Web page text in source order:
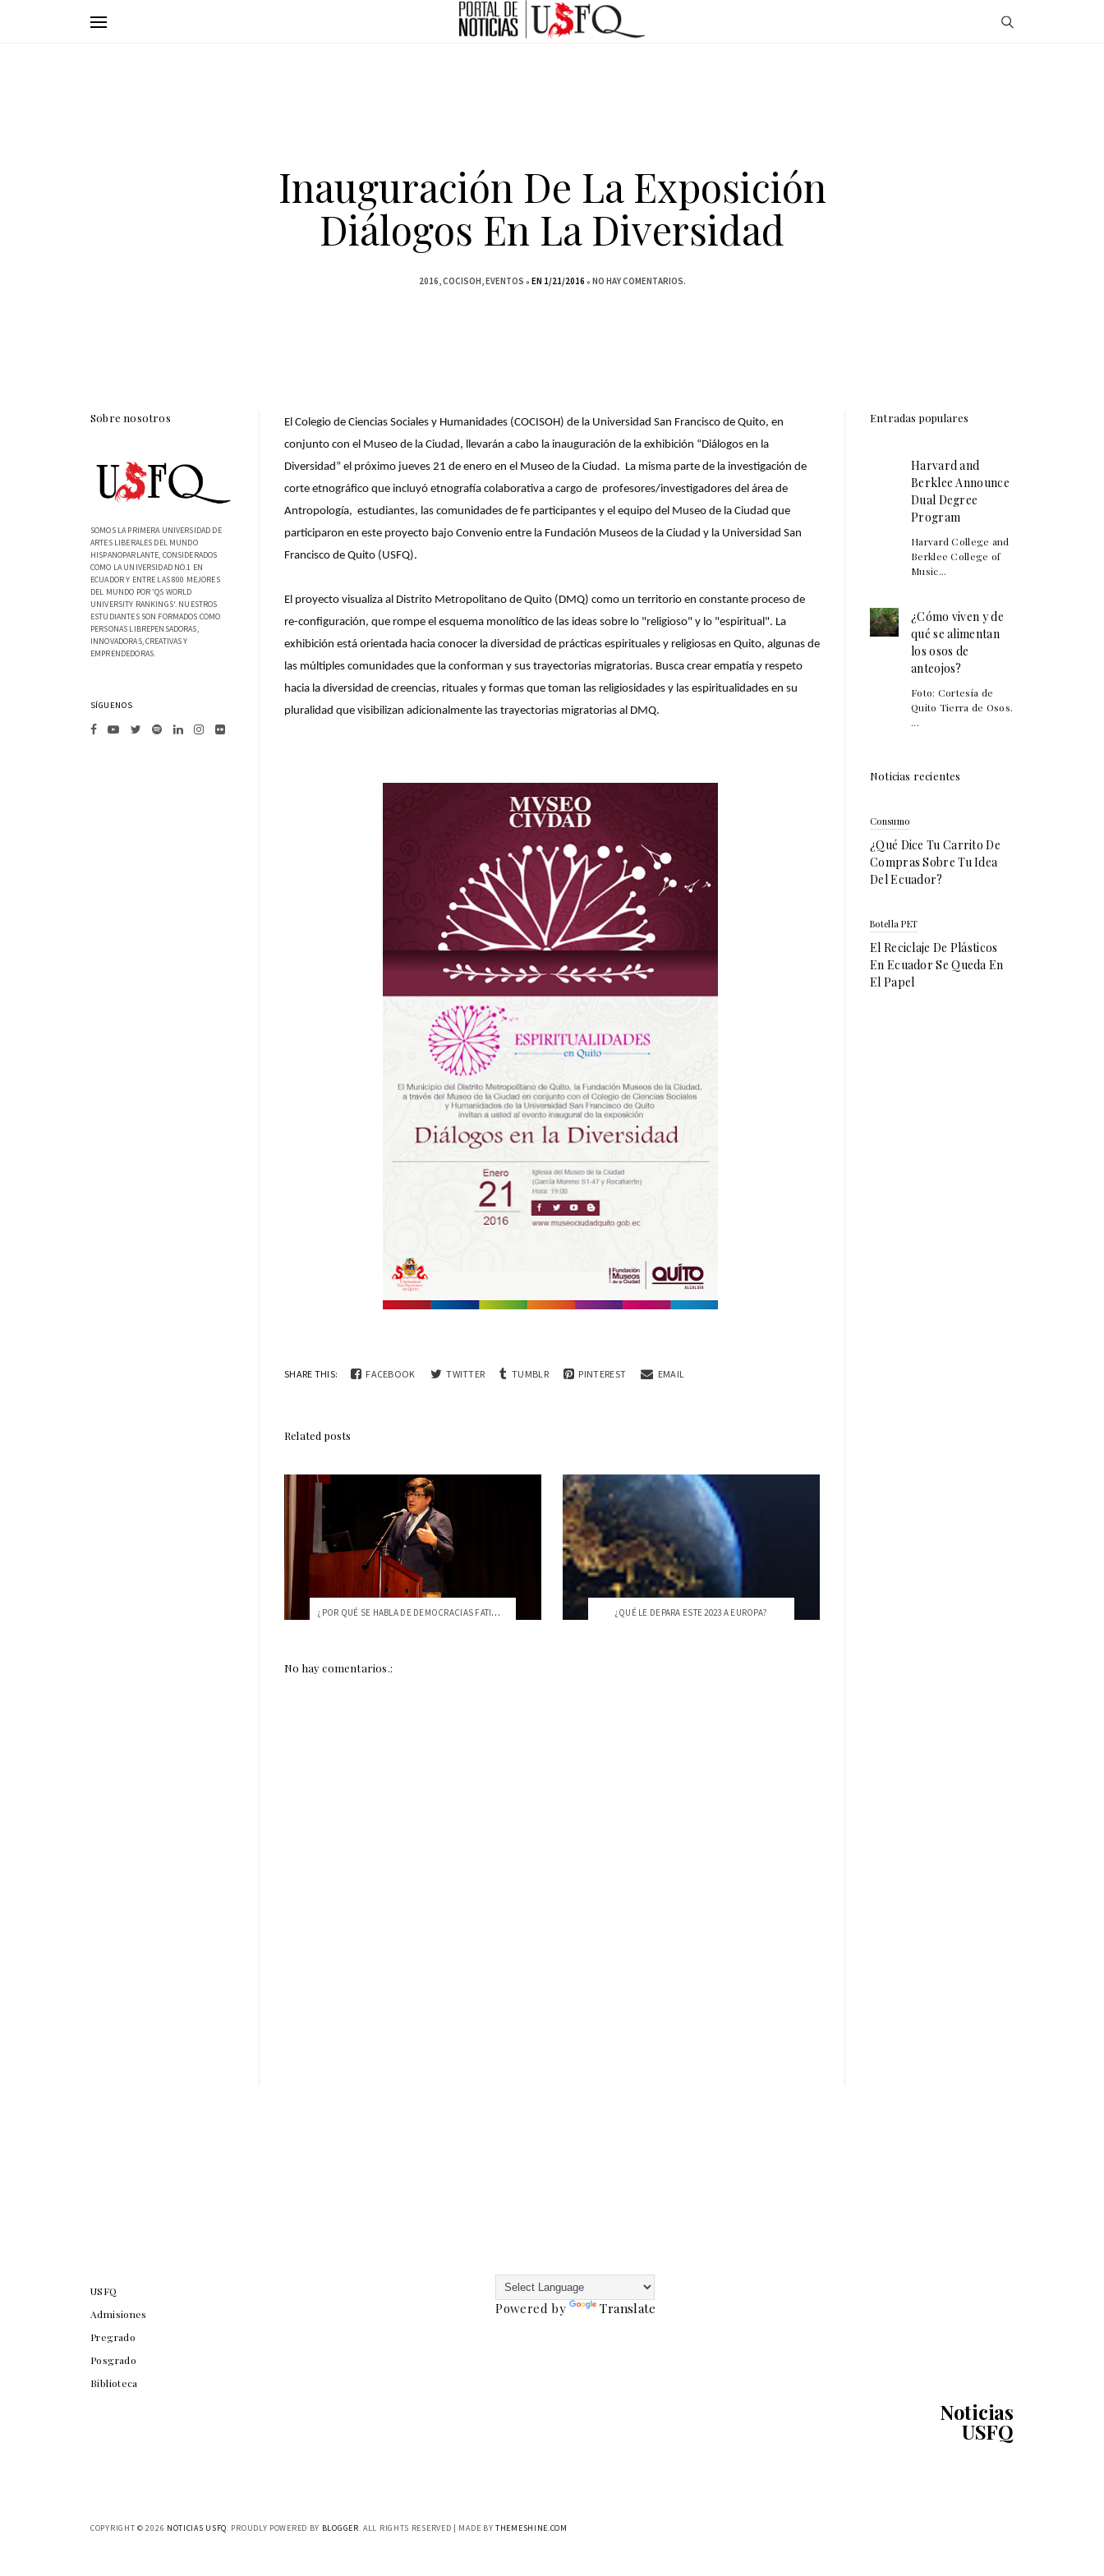
Inauguración De La Exposición
Diálogos En La Diversidad
2016 COCISOH EVENTOS EN 1/21/2016 NO HAY COMENTARIOS.
El Colegio de Ciencias Sociales y Humanidades (COCISOH) de la Universidad San Francisco de Quito, en
conjunto con el Museo de la Ciudad, llevarán a cabo la inauguración de la exhibición “Diálogos en la
Diversidad” el próximo jueves 21 de enero en el Museo de la Ciudad. La misma parte de la investigación de
corte etnográfico que incluyó etnografía colaborativa a cargo de profesores/investigadores del área de
Antropología, estudiantes, las comunidades de fe participantes y el equipo del Museo de la Ciudad que
participaron en este proyecto bajo Convenio entre la Fundación Museos de la Ciudad y la Universidad San
Francisco de Quito (USFQ).
El proyecto visualiza al Distrito Metropolitano de Quito (DMQ) como un territorio en constante proceso de
re-configuración, que rompe el esquema monolítico de las ideas sobre lo "religioso" y lo "espiritual". La
exhibición está orientada hacia conocer la diversidad de prácticas espirituales y religiosas en Quito, algunas de
las múltiples comunidades que la conforman y sus trayectorias migratorias. Busca crear empatía y respeto
hacia la diversidad de creencias, rituales y formas que toman las religiosidades y las espiritualidades en su
pluralidad que visibilizan adicionalmente las trayectorias migratorias al DMQ.
SHARE THIS: FACEBOOK TWITTER TUMBLR PINTEREST EMAIL
Related posts
¿POR QUÉ SE HABLA DE DEMOCRACIAS FATIGA... ¿QUÉ LE DEPARA ESTE 2023 A EUROPA?
No hay comentarios.:
Sobre nosotros
SOMOS LA PRIMERA UNIVERSIDAD DE
ARTES LIBERALES DEL MUNDO
HISPANOPARLANTE, CONSIDERADOS
COMO LA UNIVERSIDAD NO.1 EN
ECUADOR Y ENTRE LAS 800 MEJORES
DEL MUNDO POR 'QS WORLD
UNIVERSITY RANKINGS'. NUESTROS
ESTUDIANTES SON FORMADOS COMO
PERSONAS LIBREPENSADORAS,
INNOVADORAS, CREATIVAS Y
EMPRENDEDORAS.
SÍGUENOS
Entradas populares
Harvard and
Berklee Announce
Dual Degree
Program
Harvard College and
Berklee College of
Music...
¿Cómo viven y de
qué se alimentan
los osos de
anteojos?
Foto: Cortesía de
Quito Tierra de Osos.
...
Noticias recientes
Consumo
¿Qué Dice Tu Carrito De
Compras Sobre Tu Idea
Del Ecuador?
Botella PET
El Reciclaje De Plásticos
En Ecuador Se Queda En
El Papel
USFQ
Admisiones
Pregrado
Posgrado
Biblioteca
Powered by Translate
Noticias
USFQ
COPYRIGHT ©2026 NOTICIAS USFQ. PROUDLY POWERED BY BLOGGER. ALL RIGHTS RESERVED | MADE BYTHEMESHINE.COM